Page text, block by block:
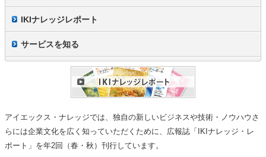
IKIナレッジレポート
サービスを知る
アイエックス・ナレッジでは、独自の新しいビジネスや技術・ノウハウさ
らには企業文化を広く知っていただくために、広報誌「IKIナレッジ・レ
ポート」を年2回（春・秋）刊行しています。